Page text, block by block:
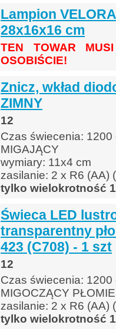
Lampion
28x16x16 cm
TEN TOWAR
OSOBIŚCIE!
Znicz, wkład
ZIMNY
12
Czas świecenia: 1200
MIGAJĄCY
wymiary: 11x4 cm
zasilanie: 2 x R6 (AA)
tylko wielokrotność
Świeca LED
transparentny
423 (C708) - 1 szt
12
Czas świecenia: 1200
MIGOCZĄCY
zasilanie: 2 x R6 (AA)
tylko wielokrotność